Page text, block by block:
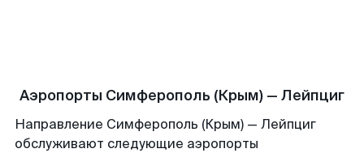
Аэропорты Симферополь (Крым) — Лейпциг
Направление Симферополь (Крым) — Лейпциг
обслуживают следующие аэропорты